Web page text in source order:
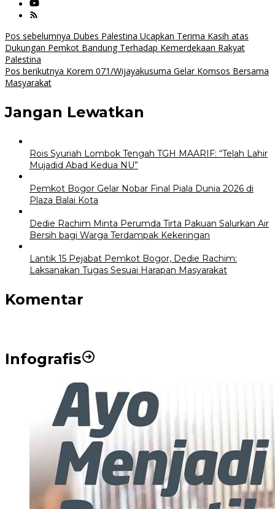
Navigasi
pos
Pos sebelumnya Dubes Palestina Ucapkan Terima Kasih atas
Dukungan Pemkot Bandung Terhadap Kemerdekaan Rakyat
Palestina
Pos berikutnya Korem 071/Wijayakusuma Gelar Komsos Bersama
Masyarakat
Jangan Lewatkan
Rois Syuriah Lombok Tengah TGH MAARIF: “Telah Lahir
Mujadid Abad Kedua NU”
Pemkot Bogor Gelar Nobar Final Piala Dunia 2026 di
Plaza Balai Kota
Dedie Rachim Minta Perumda Tirta Pakuan Salurkan Air
Bersih bagi Warga Terdampak Kekeringan
Lantik 15 Pejabat Pemkot Bogor, Dedie Rachim:
Laksanakan Tugas Sesuai Harapan Masyarakat
Komentar
Infografis